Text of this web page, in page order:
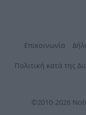
Επικοινωνία
Πολιτική κατά της
©2010-2026